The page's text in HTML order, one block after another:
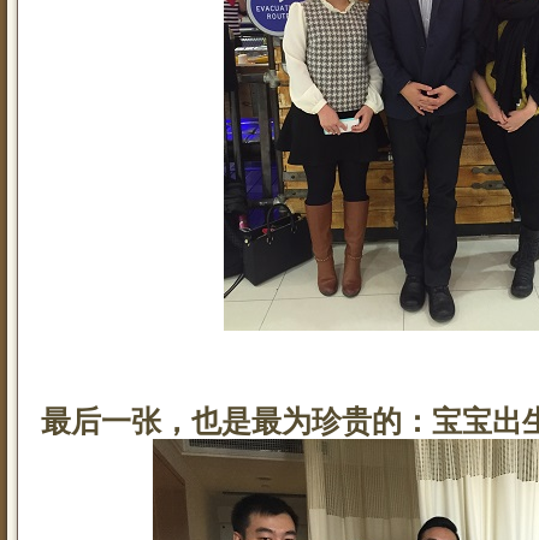
最后一张，也是最为珍贵的：宝宝出